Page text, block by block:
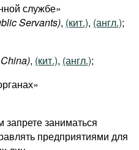
службе»
Servants), (кит.), (англ.);
, (кит.), (англ.);
заниматься
предприятиями для